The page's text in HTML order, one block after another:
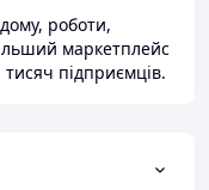
роботи,
маркетплейс
підприємців.